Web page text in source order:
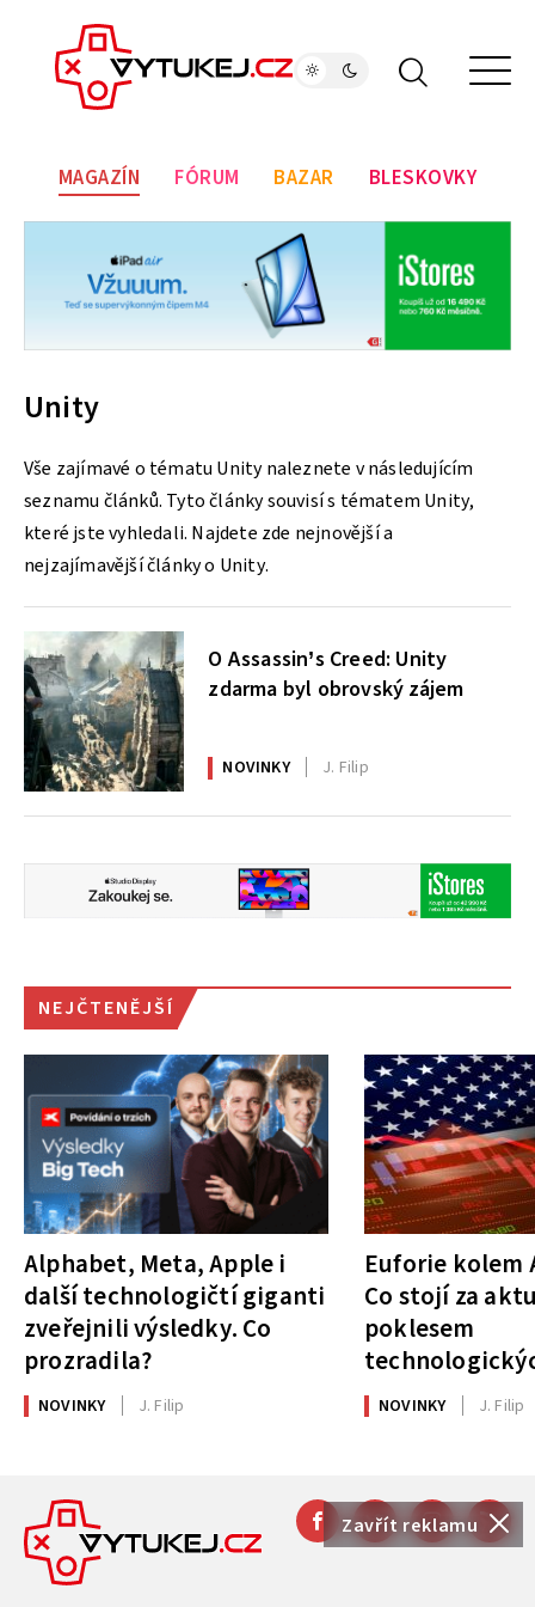
Zavřít reklamu
MAGAZÍN FÓRUM BAZAR BLESKOVKY
Unity
Vše zajímavé o tématu Unity naleznete v následujícím
seznamu článků. Tyto články souvisí s tématem Unity,
které jste vyhledali. Najdete zde nejnovější a
nejzajímavější články o Unity.
O Assassin’s Creed: Unity
zdarma byl obrovský zájem
NOVINKY J. Filip
NEJČTENĚJŠÍ
Alphabet, Meta, Apple i
další technologičtí giganti
zveřejnili výsledky. Co
prozradila?
NOVINKY J. Filip
Euforie kolem
Co stojí za
poklesem
NOVINKY J. Filip